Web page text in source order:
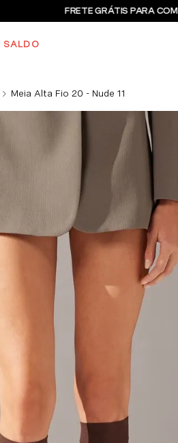
FRETE GRÁTIS PARA
SALDO
Meia Alta Fio 20 - Nude 11